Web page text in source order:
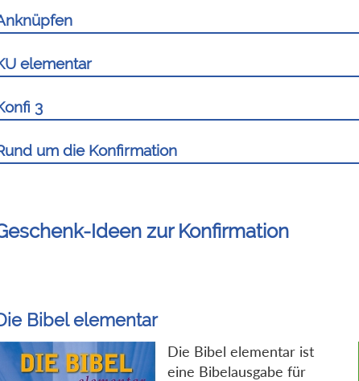
elementar
3
um die Konfirmation
Ideen zur Konfirmation
Bibel elementar
Die Bibel elementar ist
eine Bibelausgabe für